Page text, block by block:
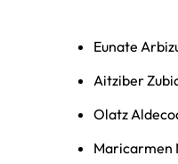
Eunate
Aitziber
Olatz
Maricarmen